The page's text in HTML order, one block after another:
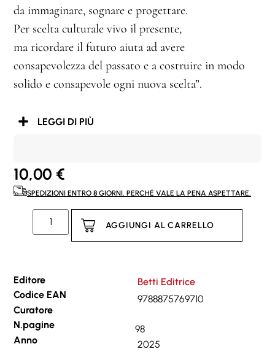
da immaginare, sognare e progettare.
Per scelta culturale vivo il presente,
ma ricordare il futuro aiuta ad avere
consapevolezza del passato e a costruire in modo
solido e consapevole ogni nuova scelta”.
LEGGI DI PIÙ
10,00 €
SPEDIZIONI ENTRO 8 GIORNI. PERCHÉ VALE LA PENA ASPETTARE.
AGGIUNGI AL CARRELLO
Editore
Betti Editrice
Codice EAN
9788875769710
Curatore
N.pagine
98
Anno
2025